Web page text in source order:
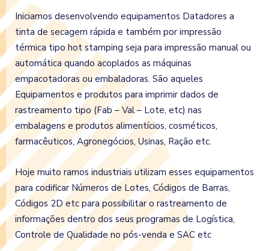
Iniciamos desenvolvendo equipamentos Datadores a
tinta de secagem rápida e também por impressão
térmica tipo hot stamping seja para impressão manual ou
automática quando acoplados as máquinas
empacotadoras ou embaladoras. São aqueles
Equipamentos e produtos para imprimir dados de
rastreamento tipo (Fab – Val – Lote, etc) nas
embalagens e produtos alimentícios, cosméticos,
farmacêuticos, Agronegócios, Usinas, Ração etc.
Hoje muito ramos industriais utilizam esses equipamentos
para codificar Números de Lotes, Códigos de Barras,
Códigos 2D etc para possibilitar o rastreamento de
informações dentro dos seus programas de Logística,
Controle de Qualidade no pós-venda e SAC etc